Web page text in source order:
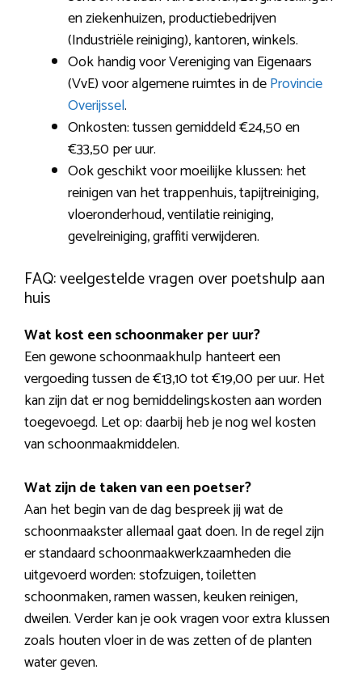
en ziekenhuizen, productiebedrijven
(Industriële reiniging), kantoren, winkels.
Ook handig voor Vereniging van Eigenaars
(VvE) voor algemene ruimtes in deProvincie
Overijssel.
Onkosten: tussen gemiddeld €24,50 en
€33,50 per uur.
Ook geschikt voor moeilijke klussen: het
reinigen van het trappenhuis, tapijtreiniging,
vloeronderhoud, ventilatie reiniging,
gevelreiniging, graffiti verwijderen.
FAQ: veelgestelde vragen over poetshulp aan
huis
Wat kost een schoonmaker per uur?
Een gewone schoonmaakhulp hanteert een
vergoeding tussen de €13,10 tot €19,00 per uur. Het
kan zijn dat er nog bemiddelingskosten aan worden
toegevoegd. Let op: daarbij heb je nog wel kosten
van schoonmaakmiddelen.
Wat zijn de taken van een poetser?
Aan het begin van de dag bespreek jij wat de
schoonmaakster allemaal gaat doen. In de regel zijn
er standaard schoonmaakwerkzaamheden die
uitgevoerd worden: stofzuigen, toiletten
schoonmaken, ramen wassen, keuken reinigen,
dweilen. Verder kan je ook vragen voor extra klussen
zoals houten vloer in de was zetten of de planten
water geven.